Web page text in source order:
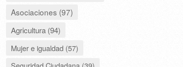
Asociaciones (97)
Agricultura (94)
Mujer e igualdad (57)